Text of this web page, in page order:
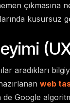
çıkmasına
kusursuz
aradıkları
web
Google